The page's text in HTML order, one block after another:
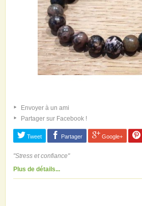
Envoyer à un ami
Partager sur Facebook !
Tweet Partager Google+
"Stress et confiance"
Plus de détails...